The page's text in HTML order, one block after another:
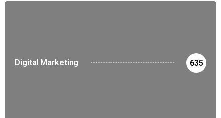
Digital Marketing 635